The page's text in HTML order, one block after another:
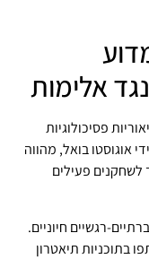
אלימות
פסיכולוגיות
אוגוסטו בואל, מהווה
לשחקנים פעילים
רגשיים חיוניים.
בתוכניות תיאטרון